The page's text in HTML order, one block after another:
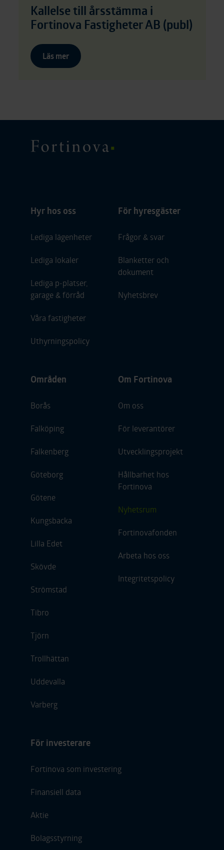
Kallelse till årsstämma i
Fortinova Fastigheter AB (publ)
Läs mer
Hyr hos oss
Lediga lägenheter
Lediga lokaler
Lediga p-platser,
garage & förråd
Våra fastigheter
Uthyrningspolicy
För hyresgäster
Frågor & svar
Blanketter och
dokument
Nyhetsbrev
Områden
Borås
Falköping
Falkenberg
Göteborg
Götene
Kungsbacka
Lilla Edet
Skövde
Strömstad
Tibro
Tjörn
Trollhättan
Uddevalla
Varberg
Om Fortinova
Om oss
För leverantörer
Utvecklingsprojekt
Hållbarhet hos
Fortinova
Nyhetsrum
Fortinovafonden
Arbeta hos oss
Integritetspolicy
För investerare
Fortinova som investering
Finansiell data
Aktie
Bolagsstyrning